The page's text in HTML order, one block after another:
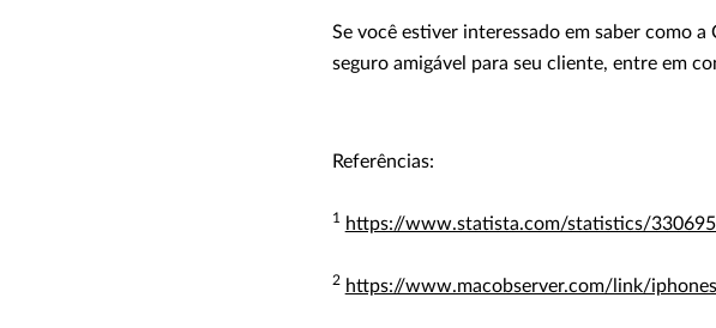
Se você estiver interessado em saber como
seguro amigável para seu cliente, entre em
Referências:
1 https://www.statista.com/statistics/
2 https://www.macobserver.com/link/